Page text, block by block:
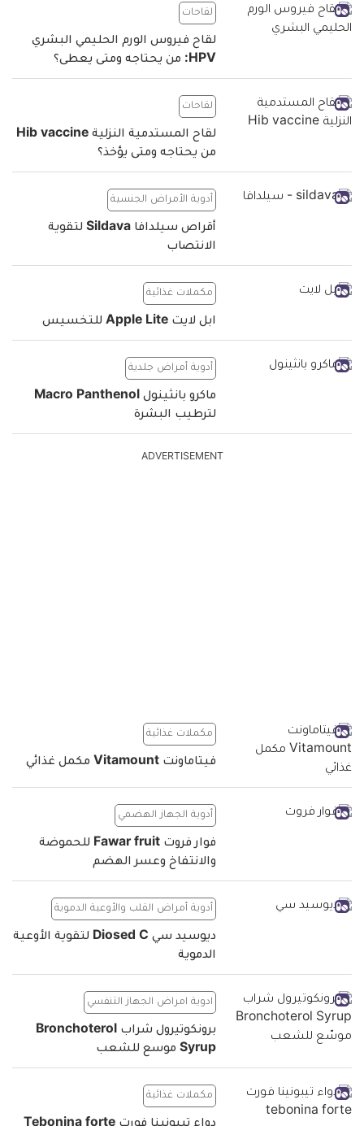
لقاحات
لقاح فيروس الورم الحليمي البشري
HPV: من يحتاجه ومتى يعطى؟
لقاحات
لقاح المستدمية النزلية Hib vaccine
من يحتاجه ومتى يؤخذ؟
أدوية الأمراض الجنسية
أقراص سيلدافا Sildava لتقوية
الانتصاب
مكملات غذائية
ابل لايت Apple Lite للتخسيس
أدوية أمراض جلدية
ماكرو بانثينول Macro Panthenol
لترطيب البشرة
ADVERTISEMENT
مكملات غذائية
فيتاماونت Vitamount مكمل غذائي
أدوية الجهاز الهضمي
فوار فروت Fawar fruit للحموضة
والانتفاخ وعسر الهضم
أدوية أمراض القلب والأوعية الدموية
ديوسيد سي Diosed C لتقوية الأوعية
الدموية
ادوية امراض الجهاز التنفسي
برونكوتيرول شراب Bronchoterol
Syrup موسع للشعب
مكملات غذائية